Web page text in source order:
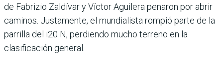
de Fabrizio Zaldívar y Víctor Aguilera penaron por abrir
caminos. Justa­mente, el mundialista rom­pió parte de la
parrilla del i20 N, perdiendo mucho terreno en la
clasificación general.